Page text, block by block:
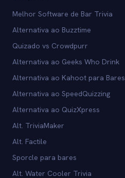
Melhor Software de Bar Trivia
Alternativa ao Buzztime
Quizado vs Crowdpurr
Alternativa ao Geeks Who Drink
Alternativa ao Kahoot para Bares
Alternativa ao SpeedQuizzing
Alternativa ao QuizXpress
Alt. TriviaMaker
Alt. Factile
Sporcle para bares
Alt. Water Cooler Trivia